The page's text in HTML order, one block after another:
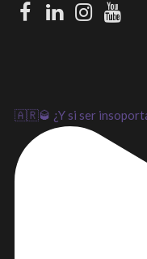
Facebook
LinkedIn
🇦🇷🥃 ¿Y si ser